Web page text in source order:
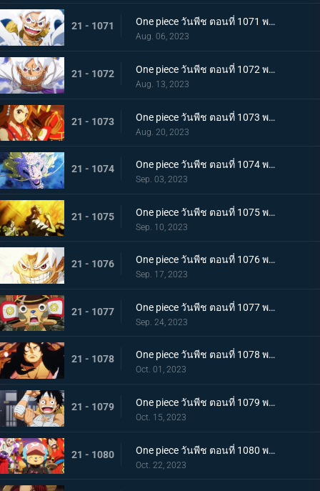
21 - 1071 One piece วันพีช ตอนที่ 1071 พากย์ไทย ไปให้ถึงจุดสูงสุดของลูฟี่ เกียร์ฟิฟท์
Aug. 06, 2023
21 - 1072 One piece วันพีช ตอนที่ 1072 พากย์ไทย พลังกวนประสาท เกียร์ฟิฟท์โลดแล่น
Aug. 13, 2023
21 - 1073 One piece วันพีช ตอนที่ 1073 พากย์ไทย ไม่มีที่ให้หนี ภาพเกาะโอนิกาชิมะในนรก
Aug. 20, 2023
21 - 1074 One piece วันพีช ตอนที่ 1074 พากย์ไทย เชื่อในโมโมะ ท่าเด็ดครั้งสุดท้ายของลูฟี่
Sep. 03, 2023
21 - 1075 One piece วันพีช ตอนที่ 1075 พากย์ไทย คำอธิษฐาน 20 ปี ทวงคืนแคว้นวาโนะ
Sep. 10, 2023
21 - 1076 One piece วันพีช ตอนที่ 1076 พากย์ไทย โลกที่ลูฟี่ปรารถนา
Sep. 17, 2023
21 - 1077 One piece วันพีช ตอนที่ 1077 พากย์ไทย ปิดฉาก ผู้ชนะ ลูฟี่หมวกฟาง
Sep. 24, 2023
21 - 1078 One piece วันพีช ตอนที่ 1078 พากย์ไทย การกลับมา โชกุนแห่งแคว้นวาโนะ โคสึกิ โมโมโนะสุเกะ
Oct. 01, 2023
21 - 1079 One piece วันพีช ตอนที่ 1079 พากย์ไทย ยามเช้ามาถึง การพักผ่อนของพวกลูฟี่
Oct. 15, 2023
21 - 1080 One piece วันพีช ตอนที่ 1080 พากย์ไทย งานเลี้ยงฉลอง เหล่าจักรพรรดิแห่งท้องทะเลคนใหม่
Oct. 22, 2023